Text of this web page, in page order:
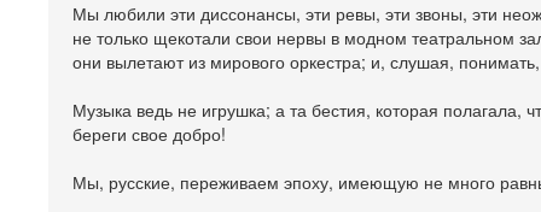
Мы любили эти диссонансы, эти ревы, эти звоны, эти
не только щекотали свои нервы в модном театральном
они вылетают из мирового оркестра; и, слушая,
Музыка ведь не игрушка; а та бестия, которая полагала,
береги свое добро!
Мы, русские, переживаем эпоху, имеющую не много